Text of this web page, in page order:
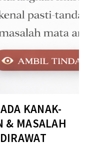
KANAK-
& MASALAH